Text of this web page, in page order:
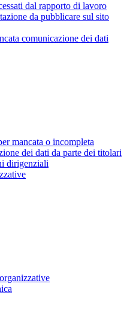
dal rapporto di lavoro
da pubblicare sul sito
comunicazione dei dati
mancata o incompleta
dei dati da parte dei titolari
dirigenziali